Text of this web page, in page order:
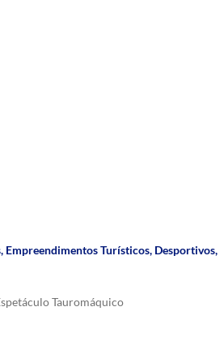
, Empreendimentos Turísticos, Desportivos,
Tauromáquico